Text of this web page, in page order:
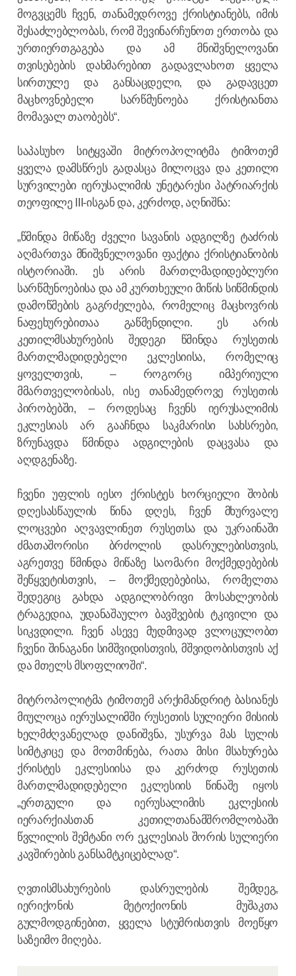
მოგვცემს ჩვენ, თანამედროვე ქრისტიანებს, იმის
შესაძლებლობას, რომ შევინარჩუნოთ ერთობა და
ურთიერთგაგება და ამ მნიშვნელოვანი
თვისებების დახმარებით გადავლახოთ ყველა
სირთულე და განსაცდელი, და გადავცეთ
მაცხოვნებელი სარწმუნოება ქრისტიანთა
მომავალ თაობებს“.
საპასუხო სიტყვაში მიტროპოლიტმა ტიმოთემ
ყველა დამსწრეს გადასცა მილოცვა და კეთილი
სურვილები იერუსალიმის უნეტარესი პატრიარქის
თეოფილე III-ისგან და, კერძოდ, აღნიშნა:
„წმინდა მიწაზე ძველი სავანის ადგილზე ტაძრის
აღმართვა მნიშვნელოვანი ფაქტია ქრისტიანობის
ისტორიაში. ეს არის მართლმადიდებლური
სარწმუნოებისა და ამ კურთხეული მიწის სიწმინდის
დამოწმების გაგრძელება, რომელიც მაცხოვრის
ნაფეხურებითაა გაწმენდილი. ეს არის
კეთილმსახურების შედეგი წმინდა რუსეთის
მართლმადიდებელი ეკლესიისა, რომელიც
ყოველთვის, – როგორც იმპერიული
მმართველობისას, ისე თანამედროვე რუსეთის
პირობებში, – როდესაც ჩვენს იერუსალიმის
ეკლესიას არ გააჩნდა საკმარისი სახსრები,
ზრუნავდა წმინდა ადგილების დაცვასა და
აღდგენაზე.
ჩვენი უფლის იესო ქრისტეს ხორციელი შობის
დღესასწაულის წინა დღეს, ჩვენ მხურვალე
ლოცვები აღვავლინეთ რუსეთსა და უკრაინაში
ძმათაშორისი ბრძოლის დასრულებისთვის,
აგრეთვე წმინდა მიწაზე საომარი მოქმედებების
შეწყვეტისთვის, – მოქმედებებისა, რომელთა
შედეგიც გახდა ადგილობრივი მოსახლეობის
ტრაგედია, უდანაშაულო ბავშვების ტკივილი და
სიკვდილი. ჩვენ ასევე მუდმივად ვლოცულობთ
ჩვენი შინაგანი სიმშვიდისთვის, მშვიდობისთვის აქ
და მთელს მსოფლიოში“.
მიტროპოლიტმა ტიმოთემ არქიმანდრიტ ბასიანეს
მიულოცა იერუსალიმში რუსეთის სულიერი მისიის
ხელმძღვანელად დანიშვნა, უსურვა მას სულის
სიმტკიცე და მოთმინება, რათა მისი მსახურება
ქრისტეს ეკლესიისა და კერძოდ რუსეთის
მართლმადიდებელი ეკლესიის წინაშე იყოს
„ერთგული და იერუსალიმის ეკლესიის
იერარქიასთან კეთილთანამშრომლობაში
წვლილის შემტანი ორ ეკლესიას შორის სულიერი
კავშირების განსამტკიცებლად“.
ღვთისმსახურების დასრულების შემდეგ,
იერიქონის მეტოქიონის მუშაკთა
გულმოდგინებით, ყველა სტუმრისთვის მოეწყო
საზეიმო მიღება.